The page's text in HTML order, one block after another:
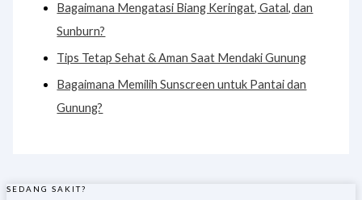
Bagaimana Mengatasi Biang Keringat, Gatal, dan
Sunburn?
Tips Tetap Sehat & Aman Saat Mendaki Gunung
Bagaimana Memilih Sunscreen untuk Pantai dan
Gunung?
SEDANG SAKIT?